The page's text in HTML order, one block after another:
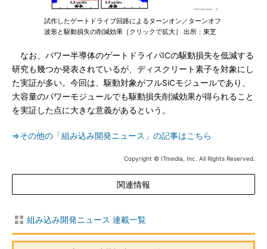
試作したゲートドライブ回路によるターンオン／ターンオフ
波形と駆動損失の削減効果［クリックで拡大］ 出所：東芝
なお、パワー半導体のゲートドライバICの駆動損失を低減する
研究も幾つか発表されているが、ディスクリート素子を対象にし
た実証が多い。今回は、駆動対象がフルSiCモジュールであり、
大容量のパワーモジュールでも駆動損失削減効果が得られること
を実証した点に大きな意義があるという。
⇒その他の「組み込み開発ニュース」の記事はこちら
Copyright © ITmedia, Inc. All Rights Reserved.
関連情報
組み込み開発ニュース 連載一覧